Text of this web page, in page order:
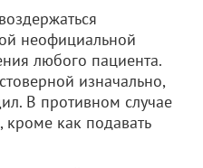
неофициальной
любого пациента.
изначально,
В противном случае
кроме как подавать